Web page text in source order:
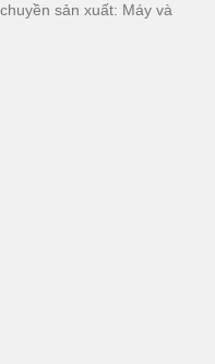
sản xuất: Máy và